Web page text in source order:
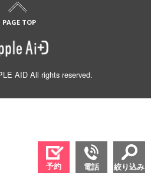
予約 電話 絞り込み
AID All rights reserved.